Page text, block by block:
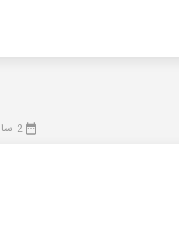
2 سال پیش